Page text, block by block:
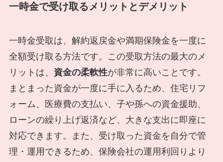
一時金で受け取るメリットとデメリット
一時金受取は、解約返戻金や満期保険金を一度に
全額受け取る方法です。この受取方法の最大のメ
リットは、 資金の柔軟性が非常に高いことです。
まとまった資金が一度に手に入るため、住宅リフ
ォーム、医療費の支払い、子や孫への資金援助、
ローンの繰り上げ返済など、大きな支出に即座に
対応できます。また、受け取った資金を自分で管
理・運用できるため、保険会社の運用利回りより